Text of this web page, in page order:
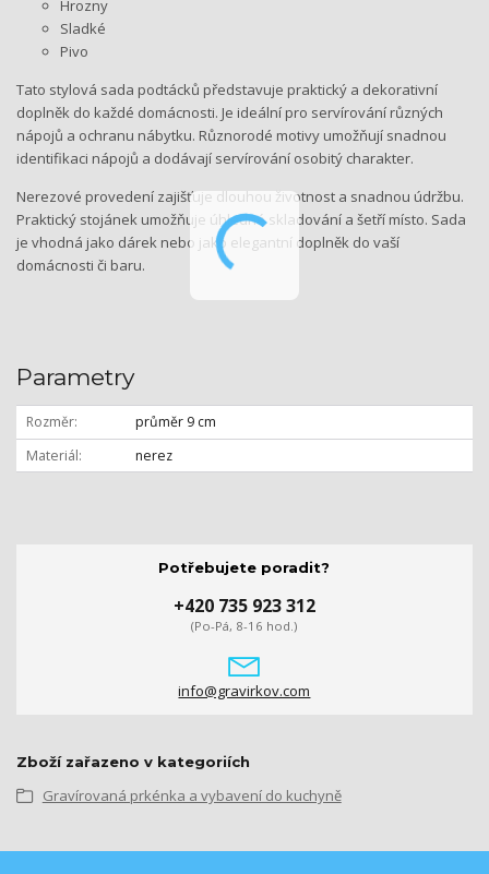
Hrozny
Sladké
Pivo
Tato stylová sada podtácků představuje praktický a dekorativní
doplněk do každé domácnosti. Je ideální pro servírování různých
nápojů a ochranu nábytku. Různorodé motivy umožňují snadnou
identifikaci nápojů a dodávají servírování osobitý charakter.
Nerezové provedení zajišťuje dlouhou životnost a snadnou údržbu.
Praktický stojánek umožňuje úhledné skladování a šetří místo. Sada
je vhodná jako dárek nebo jako elegantní doplněk do vaší
domácnosti či baru.
Parametry
Rozměr
průměr 9 cm
Materiál
nerez
Potřebujete poradit?
+420 735 923 312
(Po-Pá, 8-16 hod.)
info@gravirkov.com
Zboží zařazeno v kategoriích
Gravírovaná prkénka a vybavení do kuchyně